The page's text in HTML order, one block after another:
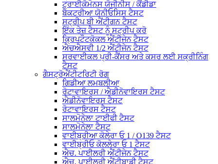
ਟ੍ਰਾਈਕੋਮੋਨਸ ਯੋਜੀਨੀਸ / ਕੈਂਡੀਡਾ
ਬੈਕਟਰੀਆ ਯੋਨੀਓਸਿਸ ਟੈਸਟ
ਸਟ੍ਰੀਪ ਬੀ ਐਂਟੀਗਨ ਟੈਸਟ
ਇੱਕ ਤੇਜ਼ ਟੈਸਟ ਨੂੰ ਸਟ੍ਰੀਪ ਕਰੋ
ਕ੍ਰਿਪਟੌਟਕੋਕਲ ਐਂਟੀਜੇਨ ਟੈਸਟ
ਐਚਐਸਵੀ 1/2 ਐਂਟੀਜੇਨ ਟੈਸਟ
ਸਰਵਾਈਕਲ ਪ੍ਰੀ-ਕੈਂਸਰ ਅਤੇ ਕਸਰ ਲਈ ਸਕ੍ਰੀਨਿੰਗ
ਟੈਸਟ
ਗੈਸਟ੍ਰੋਐਂਟੀਟਰਿਟੀ ਰੋਗ
ਗਿਡੀਆ ਲਮਬਲੀਆ
ਰੋਟਾਵਾਇਰਸ / ਐਡੀਨੋਵਾਇਰਸ ਟੈਸਟ
ਐਡੀਨੋਵਾਇਰਸ ਟੈਸਟ
ਰੋਟਾਵਾਇਰਸ ਟੈਸਟ
ਸਾਲਮੋਨੇਲਾ ਟਾਈਫੀ ਟੈਸਟ
ਸਾਲਮੋਨੇਲਾ ਟੈਸਟ
ਵਾਈਬ੍ਰੀਆ ਕੋਲੇਰਾ ਓ 1 / O139 ਟੈਸਟ
ਵਾਈਬ੍ਰੀਓ ਕੋਲਲੇਰਾ ਓ 1 ਟੈਸਟ
ਐਚ. ਪਾਈਲਰੀ ਐਂਟੀਜੇਨ ਟੈਸਟ
ਐਚ. ਪਾਈਲਰੀ ਐਂਟੀਬਾਡੀ ਟੈਸਟ